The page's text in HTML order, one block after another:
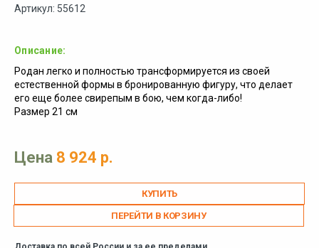
Артикул: 55612
Описание:
Родан легко и полностью трансформируется из своей
естественной формы в бронированную фигуру, что делает
его еще более свирепым в бою, чем когда-либо!
Размер 21 см
Цена 8 924 р.
ПЕРЕЙТИ В КОРЗИНУ